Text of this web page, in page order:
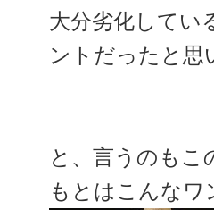
大分劣化してい
ントだったと思
と、言うのもこ
もとはこんなワ